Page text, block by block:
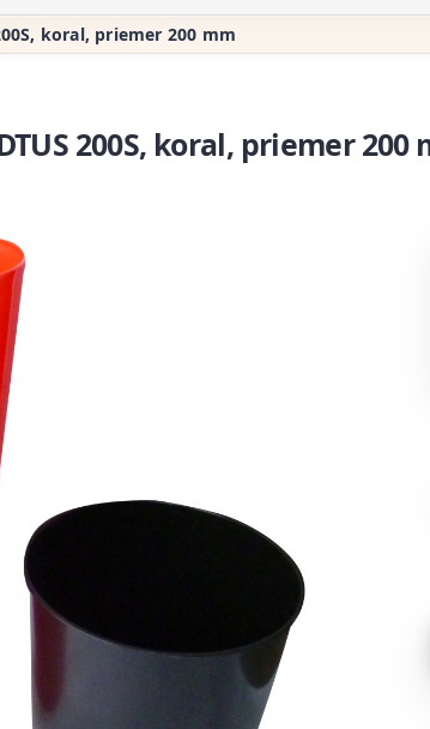
koral, priemer 200 mm
200S, koral, priemer 200